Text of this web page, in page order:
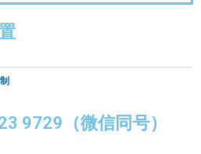
9729（微信同号）